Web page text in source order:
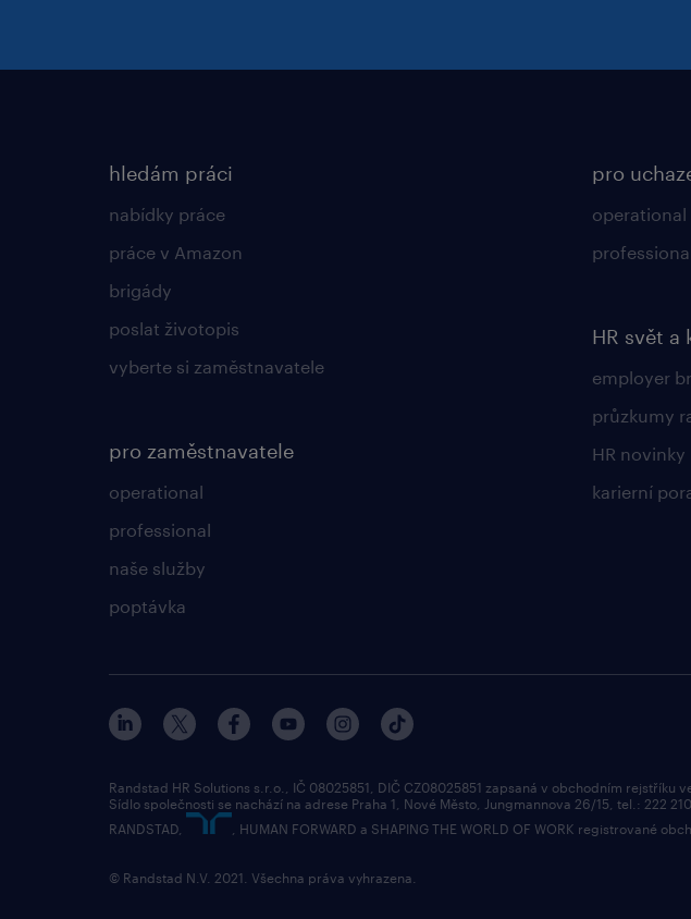
hledám práci
nabídky práce
práce v Amazon
brigády
poslat životopis
vyberte si zaměstnavatele
pro zaměstnavatele
operational
professional
naše služby
poptávka
pro
operational
HR svět a
employer
průzkumy
HR novinky
karierní
Randstad HR Solutions s.r.o., IČ 08025851, DIČ CZ08025851 zapsaná v obchodním rejstříku
Sídlo společnosti se nachází na adrese Praha 1, Nové Město, Jungmannova 26/15, tel.: 222
RANDSTAD,
, HUMAN FORWARD a SHAPING THE WORLD OF WORK registrované
© Randstad N.V. 2021. Všechna práva vyhrazena.